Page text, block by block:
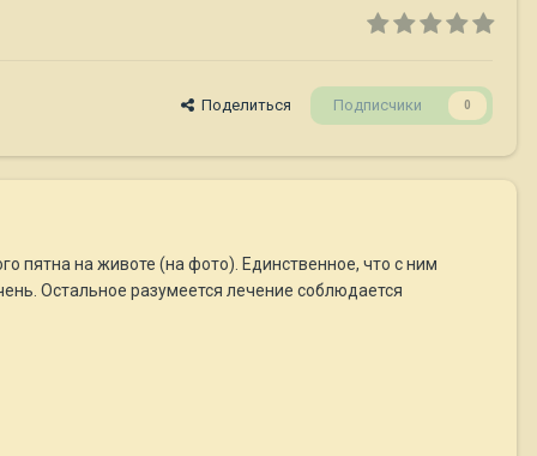
Поделиться Подписчики 0
пятна на животе (на фото). Единственное, что с ним
Остальное разумеется лечение соблюдается